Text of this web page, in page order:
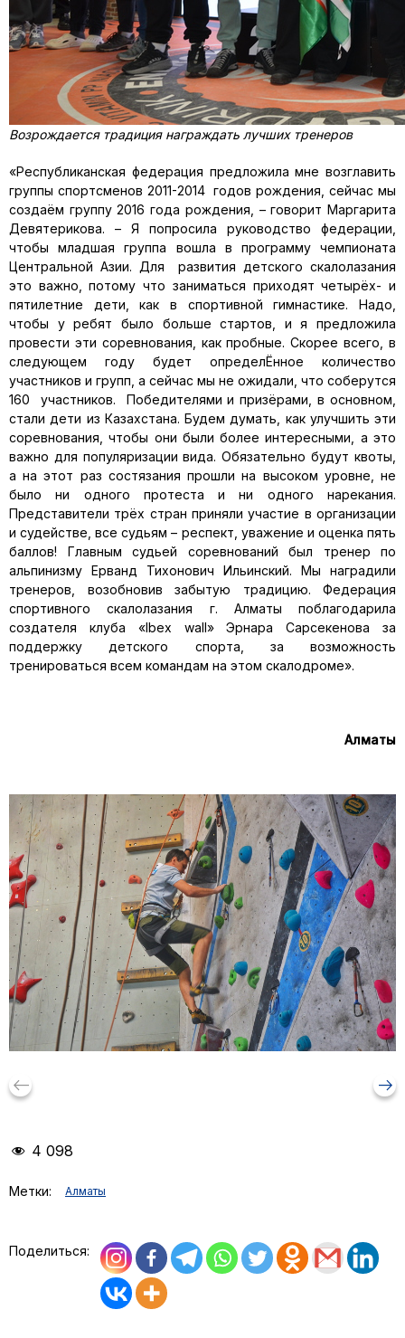
Возрождается традиция награждать лучших тренеров
«Республиканская федерация предложила мне возглавить
группы спортсменов 2011-2014 годов рождения, сейчас мы
создаём группу 2016 года рождения, – говорит Маргарита
Девятерикова. – Я попросила руководство федерации,
чтобы младшая группа вошла в программу чемпионата
Центральной Азии. Для развития детского скалолазания
это важно, потому что заниматься приходят четырёх- и
пятилетние дети, как в спортивной гимнастике. Надо,
чтобы у ребят было больше стартов, и я предложила
провести эти соревнования, как пробные. Скорее всего, в
следующем году будет определЁнное количество
участников и групп, а сейчас мы не ожидали, что соберутся
160 участников. Победителями и призёрами, в основном,
стали дети из Казахстана. Будем думать, как улучшить эти
соревнования, чтобы они были более интересными, а это
важно для популяризации вида. Обязательно будут квоты,
а на этот раз состязания прошли на высоком уровне, не
было ни одного протеста и ни одного нарекания.
Представители трёх стран приняли участие в организации
и судействе, все судьям – респект, уважение и оценка пять
баллов! Главным судьей соревнований был тренер по
альпинизму Ерванд Тихонович Ильинский. Мы наградили
тренеров, возобновив забытую традицию. Федерация
спортивного скалолазания г. Алматы поблагодарила
создателя клуба «Ibex wall» Эрнара Сарсекенова за
поддержку детского спорта, за возможность
тренироваться всем командам на этом скалодроме».
Алматы
keyboard_backspace arrow_right_alt
4 098
Метки: Aлматы
Поделиться: